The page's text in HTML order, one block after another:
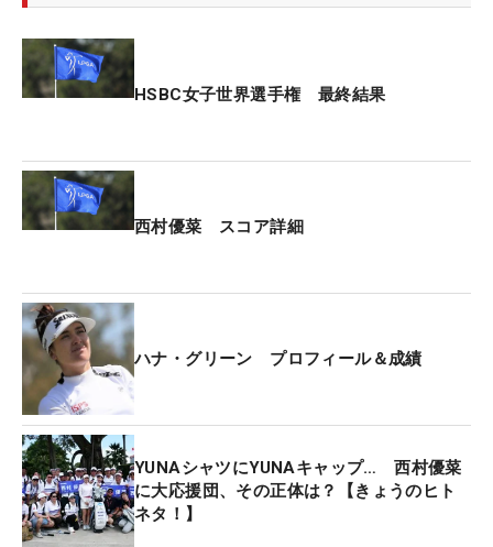
は難しいと思ってたので、耐えるところは耐えて。
ショットがまとまってくれた。全体を通して、すご
スタート時に7打と大きく差があったことから、首
位の背中を捉えることはかなわなかったが、「とに
に」と追いかけ、一時は1打差まで迫った。「きょ
うの自分は褒められるんじゃないかな（笑）」。た
だ上だけを見て駆け抜けた18ホール。だからこそア
グレッシブに攻め続けることができ、「全てが重な
っていいラウンドだった」と満足感もひとしおだ。
雨が降って地面が柔らかくなり、距離が出ない西村
にとっては長いクラブを持たされることも多かっ
た。それでも「グリーンが止まるので、長いクラブ
HSBC女子世界選手権 最終結果
西村優菜 スコア詳細
ハナ・グリーン プロフィール＆成績
YUNAシャツにYUNAキャップ… 西村優菜
に大応援団、その正体は？【きょうのヒト
ネタ！】